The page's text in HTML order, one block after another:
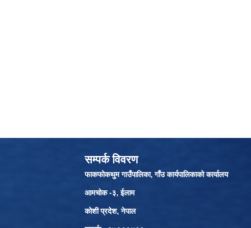
सम्पर्क विवरण
फाकफोकथुम गाउँपालिका, गाँउ कार्यपालिकाको कार्यालय
आमचोक -३, ईलाम
कोशी प्रदेश, नेपाल